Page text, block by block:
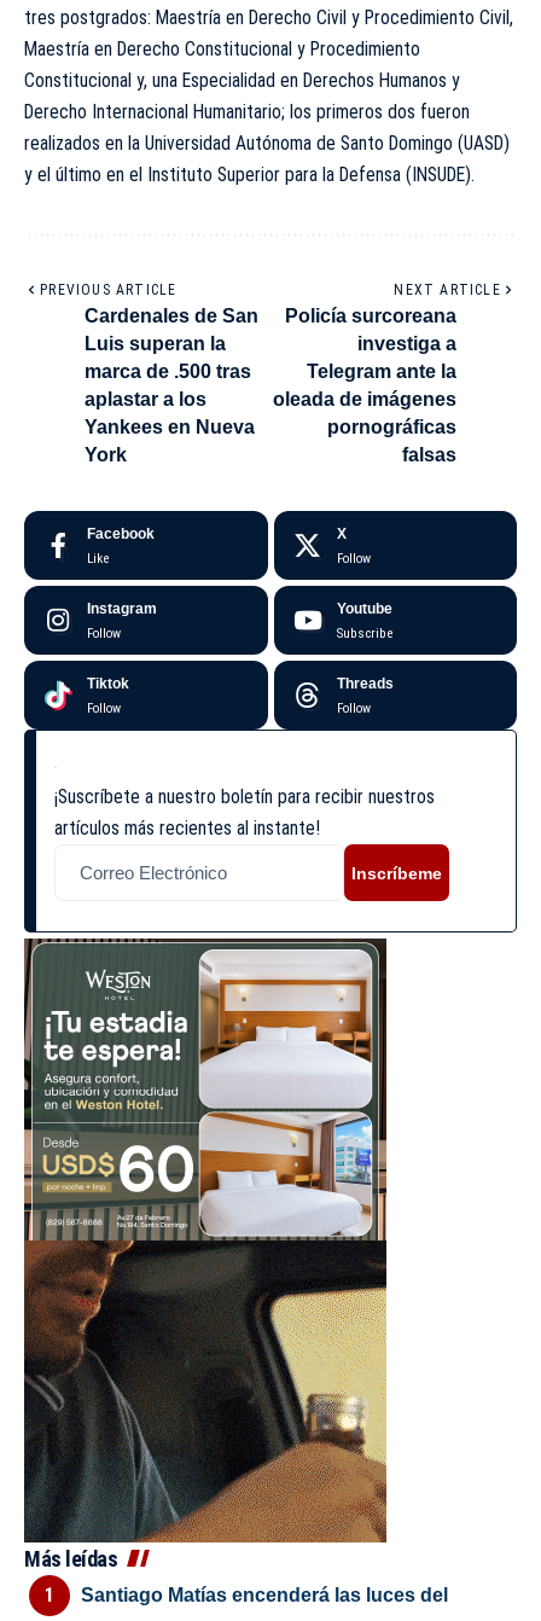
tres postgrados: Maestría en Derecho Civil y Procedimiento Civil,
Maestría en Derecho Constitucional y Procedimiento
Constitucional y, una Especialidad en Derechos Humanos y
Derecho Internacional Humanitario; los primeros dos fueron
realizados en la Universidad Autónoma de Santo Domingo (UASD)
y el último en el Instituto Superior para la Defensa (INSUDE).
PREVIOUS ARTICLE
Cardenales de San
Luis superan la
marca de .500 tras
aplastar a los
Yankees en Nueva
York
NEXT ARTICLE
Policía surcoreana
investiga a
Telegram ante la
oleada de imágenes
pornográficas
falsas
Facebook
Like
X
Follow
Instagram
Follow
Youtube
Subscribe
Tiktok
Follow
Threads
Follow
¡Suscríbete a nuestro boletín para recibir nuestros
artículos más recientes al instante!
Inscríbeme
Más leídas
Santiago Matías encenderá las luces del